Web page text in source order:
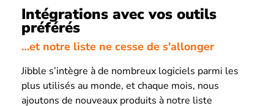
Intégrations avec vos outils
préférés
…et notre liste ne cesse de s'allonger
Jibble s’intègre à de nombreux logiciels parmi les
plus utilisés au monde, et chaque mois, nous
ajoutons de nouveaux produits à notre liste